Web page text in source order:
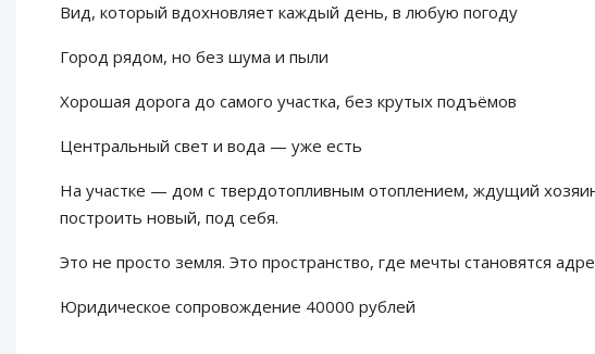
Вид, который вдохновляет каждый день, в любую погоду
Город рядом, но без шума и пыли
Хорошая дорога до самого участка, без крутых подъёмов
Центральный свет и вода — уже есть
На участке — дом с твердотопливным отоплением, ждущий
построить новый, под себя.
Это не просто земля. Это пространство, где мечты становятся
Юридическое сопровождение 40000 рублей